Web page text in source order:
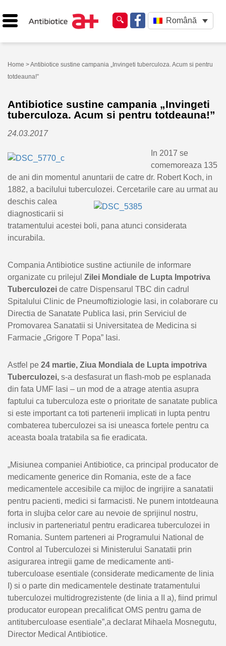
Română
Home > Antibiotice sustine campania „Invingeti tuberculoza. Acum si pentru
totdeauna!”
Antibiotice sustine campania „Invingeti
tuberculoza. Acum si pentru totdeauna!”
24.03.2017
In 2017 se
comemoreaza 135
de ani din momentul anuntarii de catre dr. Robert Koch, in
1882, a bacilului tuberculozei. Cercetarile care au urmat au
deschis calea
diagnosticarii si
tratamentului acestei boli, pana atunci considerata
incurabila.
Compania Antibiotice sustine actiunile de informare
organizate cu prilejul Zilei Mondiale de Lupta Impotriva
Tuberculozei de catre Dispensarul TBC din cadrul
Spitalului Clinic de Pneumoftiziologie Iasi, in colaborare cu
Directia de Sanatate Publica Iasi, prin Serviciul de
Promovarea Sanatatii si Universitatea de Medicina si
Farmacie „Grigore T Popa” Iasi.
Astfel pe 24 martie, Ziua Mondiala de Lupta impotriva
Tuberculozei, s-a desfasurat un flash-mob pe esplanada
din fata UMF Iasi – un mod de a atrage atentia asupra
faptului ca tuberculoza este o prioritate de sanatate publica
si este important ca toti partenerii implicati in lupta pentru
combaterea tuberculozei sa isi uneasca fortele pentru ca
aceasta boala tratabila sa fie eradicata.
„Misiunea companiei Antibiotice, ca principal producator de
medicamente generice din Romania, este de a face
medicamentele accesibile ca mijloc de ingrijire a sanatatii
pentru pacienti, medici si farmacisti. Ne punem intotdeauna
forta in slujba celor care au nevoie de sprijinul nostru,
inclusiv in parteneriatul pentru eradicarea tuberculozei in
Romania. Suntem parteneri ai Programului National de
Control al Tuberculozei si Ministerului Sanatatii prin
asigurarea intregii game de medicamente anti-
tuberculoase esentiale (considerate medicamente de linia
I) si o parte din medicamentele destinate tratamentului
tuberculozei multidrogrezistente (de linia a II a), fiind primul
producator european precalificat OMS pentru gama de
antituberculoase esentiale”,a declarat Mihaela Mosnegutu,
Director Medical Antibiotice.